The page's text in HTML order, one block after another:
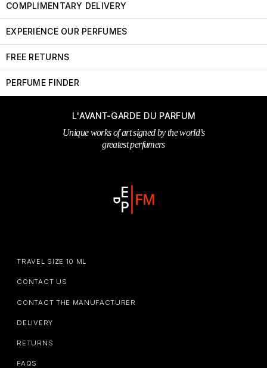
COMPLIMENTARY DELIVERY
EXPERIENCE OUR PERFUMES
FREE RETURNS
PERFUME FINDER
L'AVANT-GARDE DU PARFUM
Unique works of art signed by the world’s
greatest perfumers
TRAVEL SIZE 10 ML
CONTACT US
CONTACT THE MANUFACTURER
DELIVERY
RETURNS
FAQS